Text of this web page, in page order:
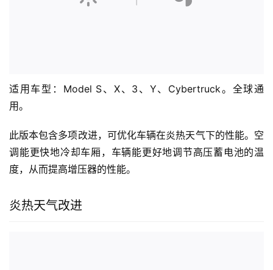
适用车型：Model S、X、3、Y、Cybertruck。全球通
用。
此版本包含多项改进，可优化车辆在炎热天气下的性能。空
调能更快地冷却车厢，车辆能更好地调节高压蓄电池的温
度，从而提高增压器的性能。
炎热天气改进